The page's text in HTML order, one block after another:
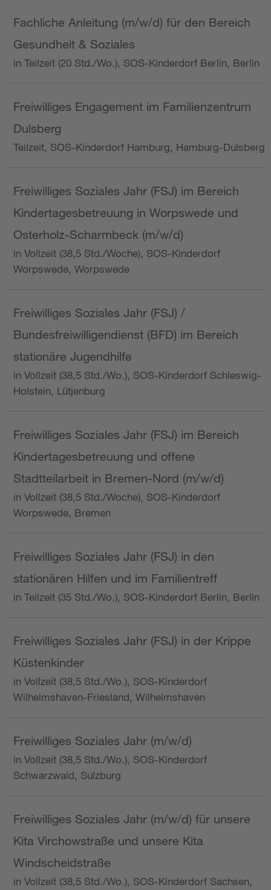
Fachliche Anleitung (m/w/d) für den Bereich
Gesundheit & Soziales
in Teilzeit (20 Std./Wo.), SOS-Kinderdorf Berlin, Berlin
Freiwilliges Engagement im Familienzentrum
Dulsberg
Teilzeit, SOS-Kinderdorf Hamburg, Hamburg-Dulsberg
Freiwilliges Soziales Jahr (FSJ) im Bereich
Kindertagesbetreuung in Worpswede und
Osterholz-Scharmbeck (m/w/d)
in Vollzeit (38,5 Std./Woche), SOS-Kinderdorf
Worpswede, Worpswede
Freiwilliges Soziales Jahr (FSJ) /
Bundesfreiwilligendienst (BFD) im Bereich
stationäre Jugendhilfe
in Vollzeit (38,5 Std./Wo.), SOS-Kinderdorf Schleswig-
Holstein, Lütjenburg
Freiwilliges Soziales Jahr (FSJ) im Bereich
Kindertagesbetreuung und offene
Stadtteilarbeit in Bremen-Nord (m/w/d)
in Vollzeit (38,5 Std./Woche), SOS-Kinderdorf
Worpswede, Bremen
Freiwilliges Soziales Jahr (FSJ) in den
stationären Hilfen und im Familientreff
in Teilzeit (35 Std./Wo.), SOS-Kinderdorf Berlin, Berlin
Freiwilliges Soziales Jahr (FSJ) in der Krippe
Küstenkinder
in Vollzeit (38,5 Std./Wo.), SOS-Kinderdorf
Wilhelmshaven-Friesland, Wilhelmshaven
Freiwilliges Soziales Jahr (m/w/d)
in Vollzeit (38,5 Std./Wo.), SOS-Kinderdorf
Schwarzwald, Sulzburg
Freiwilliges Soziales Jahr (m/w/d) für unsere
Kita Virchowstraße und unsere Kita
Windscheidstraße
in Vollzeit (38,5 Std./Wo.), SOS-Kinderdorf Sachsen,